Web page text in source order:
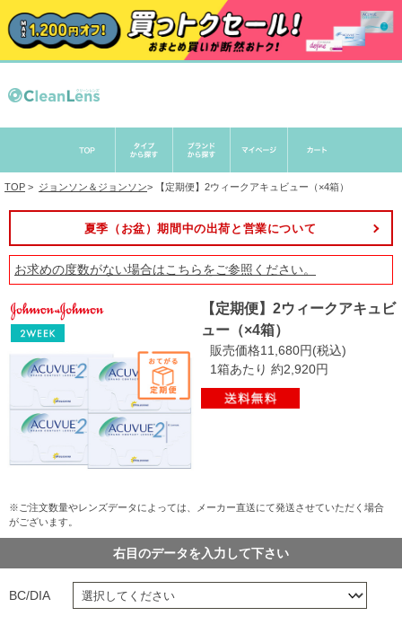
TOP > ジョンソン＆ジョンソン> 【定期便】2ウィークアキュビュー（×4箱）
夏季（お盆）期間中の出荷と営業について
お求めの度数がない場合はこちらをご参照ください。
【定期便】2ウィークアキュビ
ュー（×4箱）
販売価格11,680円(税込)
1箱あたり 約2,920円
※ご注文数量やレンズデータによっては、メーカー直送にて発送させていただく場合
がございます。
右目のデータを入力して下さい
BC/DIA